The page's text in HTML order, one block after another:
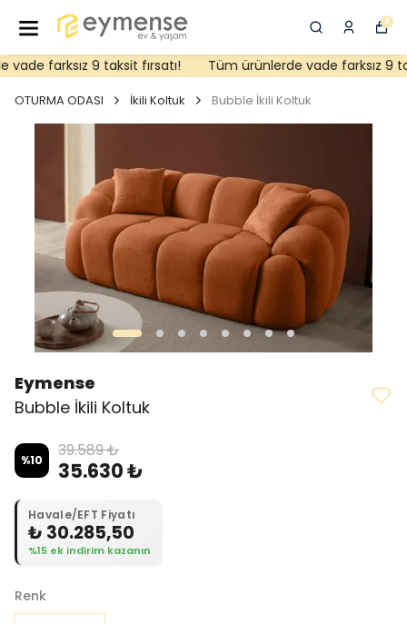
0
farksız 9 taksit fırsatı! Tüm ürünlerde vade farksız 9
OTURMA ODASI İkili Koltuk Bubble İkili Koltuk
Eymense
Bubble İkili Koltuk
%10 39.589 ₺
35.630 ₺
Havale/EFT Fiyatı
₺ 30.285,50
%15 ek indirim kazanın
Renk